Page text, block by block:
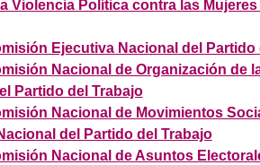
Violencia Política contra las
Ejecutiva Nacional del Partido
Nacional de Organización de
Partido del Trabajo
Nacional de Movimientos
del Partido del Trabajo
Nacional de Asuntos